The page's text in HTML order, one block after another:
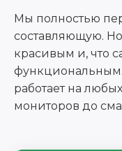
Мы полностью
составляющую.
красивым и, что
работает на
мониторов до